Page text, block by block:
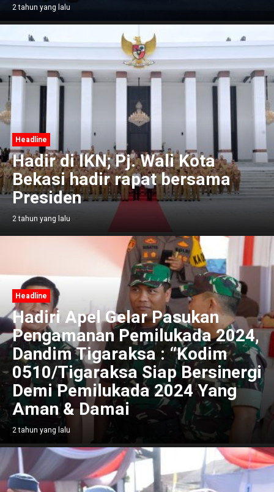
2 tahun yang lalu
Headline
Hadir di IKN; Pj. Wali Kota
Bekasi hadir rapat bersama
Presiden
2 tahun yang lalu
Headline
Hadiri Apel Gelar Pasukan
Pengamanan Pemilukada 2024,
Dandim Tigaraksa : “Kodim
0510/Tigaraksa Siap Bersinergi
Demi Pemilukada 2024 Yang
Aman & Damai
2 tahun yang lalu